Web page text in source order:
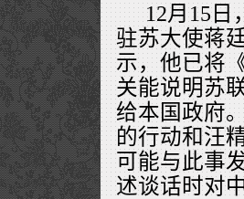
12月15
驻苏大使蒋
示，他已将
关能说明苏
给本国政府
的行动和汪
可能与此事
述谈话时对